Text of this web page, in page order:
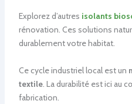
Explorez d’autres isolants
rénovation. Ces solutions
durablement votre habitat.
Ce cycle industriel local est un
textile. La durabilité est ici au
fabrication.